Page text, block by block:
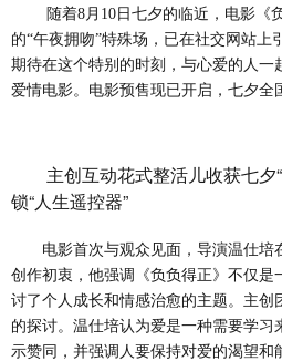
随着8月10日七夕的临近，电影《
的“午夜拥吻”特殊场，已在社交网站上
期待在这个特别的时刻，与心爱的人一
爱情电影。电影预售现已开启，七夕全
主创互动花式整活儿收获七夕
锁“人生遥控器”
电影首次与观众见面，导演温仕培
创作初衷，他强调《负负得正》不仅是
讨了个人成长和情感治愈的主题。主创
的探讨。温仕培认为爱是一种需要学习
示赞同，并强调人要保持对爱的渴望和